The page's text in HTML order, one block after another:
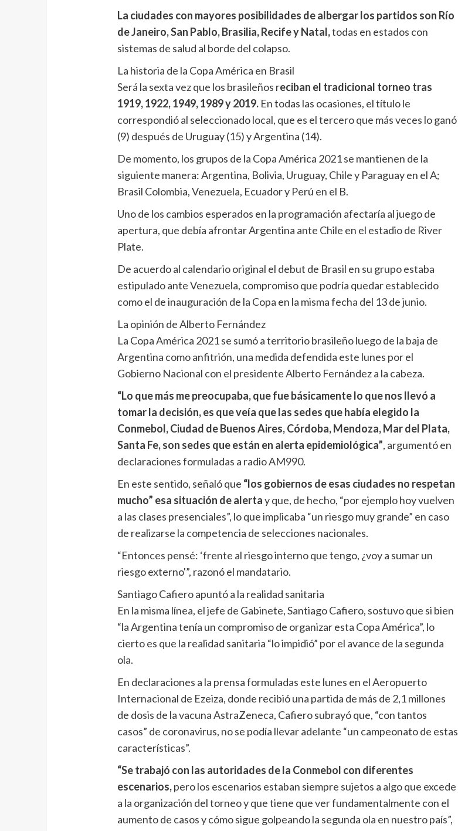
La ciudades con mayores posibilidades de albergar los partidos son Río
de Janeiro, San Pablo, Brasilia, Recife y Natal,todas en estados con
sistemas de salud al borde del colapso.
La historia de la Copa América en Brasil
Será la sexta vez que los brasileños reciban el tradicional torneo tras
1919, 1922, 1949, 1989 y 2019.En todas las ocasiones, el título le
correspondió al seleccionado local, que es el tercero que más veces lo ganó
(9) después de Uruguay (15) y Argentina (14).
De momento, los grupos de la Copa América 2021 se mantienen de la
siguiente manera: Argentina, Bolivia, Uruguay, Chile y Paraguay en el A;
Brasil Colombia, Venezuela, Ecuador y Perú en el B.
Uno de los cambios esperados en la programación afectaría al juego de
apertura, que debía afrontar Argentina ante Chile en el estadio de River
Plate.
De acuerdo al calendario original el debut de Brasil en su grupo estaba
estipulado ante Venezuela, compromiso que podría quedar establecido
como el de inauguración de la Copa en la misma fecha del 13 de junio.
La opinión de Alberto Fernández
La Copa América 2021 se sumó a territorio brasileño luego de la baja de
Argentina como anfitrión, una medida defendida este lunes por el
Gobierno Nacional con el presidente Alberto Fernández a la cabeza.
“Lo que más me preocupaba, que fue básicamente lo que nos llevó a
tomar la decisión, es que veía que las sedes que había elegido la
Conmebol, Ciudad de Buenos Aires, Córdoba, Mendoza, Mar del Plata,
Santa Fe, son sedes que están en alerta epidemiológica”, argumentó en
declaraciones formuladas a radio AM990.
En este sentido, señaló que “los gobiernos de esas ciudades no respetan
mucho” esa situación de alertay que, de hecho, “por ejemplo hoy vuelven
a las clases presenciales”, lo que implicaba “un riesgo muy grande” en caso
de realizarse la competencia de selecciones nacionales.
“Entonces pensé: ‘frente al riesgo interno que tengo, ¿voy a sumar un
riesgo externo'”, razonó el mandatario.
Santiago Cafiero apuntó a la realidad sanitaria
En la misma línea, el jefe de Gabinete, Santiago Cafiero, sostuvo que si bien
“la Argentina tenía un compromiso de organizar esta Copa América”, lo
cierto es que la realidad sanitaria “lo impidió” por el avance de la segunda
ola.
En declaraciones a la prensa formuladas este lunes en el Aeropuerto
Internacional de Ezeiza, donde recibió una partida de más de 2,1 millones
de dosis de la vacuna AstraZeneca, Cafiero subrayó que, “con tantos
casos” de coronavirus, no se podía llevar adelante “un campeonato de estas
características”.
“Se trabajó con las autoridades de la Conmebol con diferentes
escenarios,pero los escenarios estaban siempre sujetos a algo que excede
a la organización del torneo y que tiene que ver fundamentalmente con el
aumento de casos y cómo sigue golpeando la segunda ola en nuestro país”,